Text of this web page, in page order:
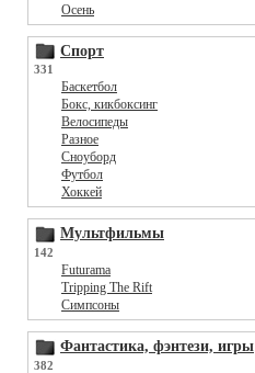
Осень
Спорт
331
Баскетбол
Бокс, кикбоксинг
Велосипеды
Разное
Сноуборд
Футбол
Хоккей
Мультфильмы
142
Futurama
Tripping The Rift
Симпсоны
Фантастика, фэнтези, игры
382